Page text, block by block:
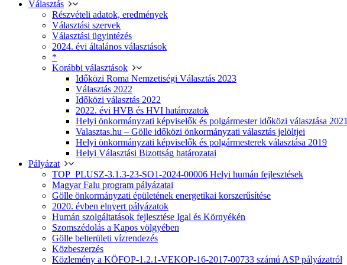
Választás
Részvételi adatok, eredmények
Választási szervek
Választási ügyintézés
2024. évi általános választások
*
Korábbi választások
Időközi Roma Nemzetiségi Választás 2023
Választás 2022
Időközi választás 2022
2022. évi HVB és HVI határozatok
Helyi önkormányzati képviselők és polgármester időközi választása 2021
Valasztas.hu – Gölle időközi önkormányzati választás jelöltjei
Helyi önkormányzati képviselők és polgármesterek választása 2019
Helyi Választási Bizottság határozatai
Pályázat
TOP_PLUSZ-3.1.3-23-SO1-2024-00006 Helyi humán fejlesztések
Magyar Falu program pályázatai
Gölle önkormányzati épületének energetikai korszerűsítése
2020. évben elnyert pályázatok
Humán szolgáltatások fejlesztése Igal és Környékén
Szomszédolás a Kapos völgyében
Gölle belterületi vízrendezés
Közbeszerzés
Közlemény a KÖFOP-1.2.1-VEKOP-16-2017-00733 számú ASP pályázatról